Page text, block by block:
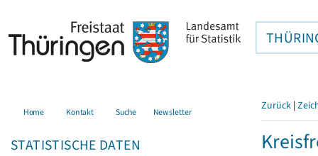
Home Kontakt Suche Newsletter
STATISTISCHE DATEN
Zurück |